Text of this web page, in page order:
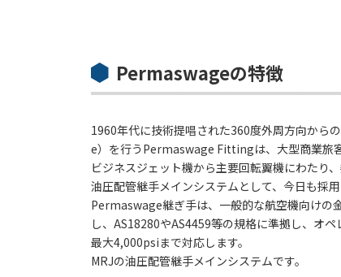
Permaswageの特徴
1960年代に技術提唱された360度外周方向から
e）を行うPermaswage Fittingは、大型商業旅
ビジネスジェット機から主要回転翼機にわたり、
油圧配管継手メインシステムとして、今日も採用
Permaswage継ぎ手は、一般的な航空機向けの
し、AS18280やAS4459等の規格に準拠し、オ
最大4,000psiまで対応します。
MRJの油圧配管継手メインシステムです。